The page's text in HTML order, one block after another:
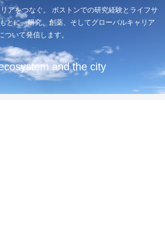
アをつなぐ。 ボストンでの研究経験とライフサ
とに、研究、創薬、そしてグローバルキャリア
ついて発信します。
and the city